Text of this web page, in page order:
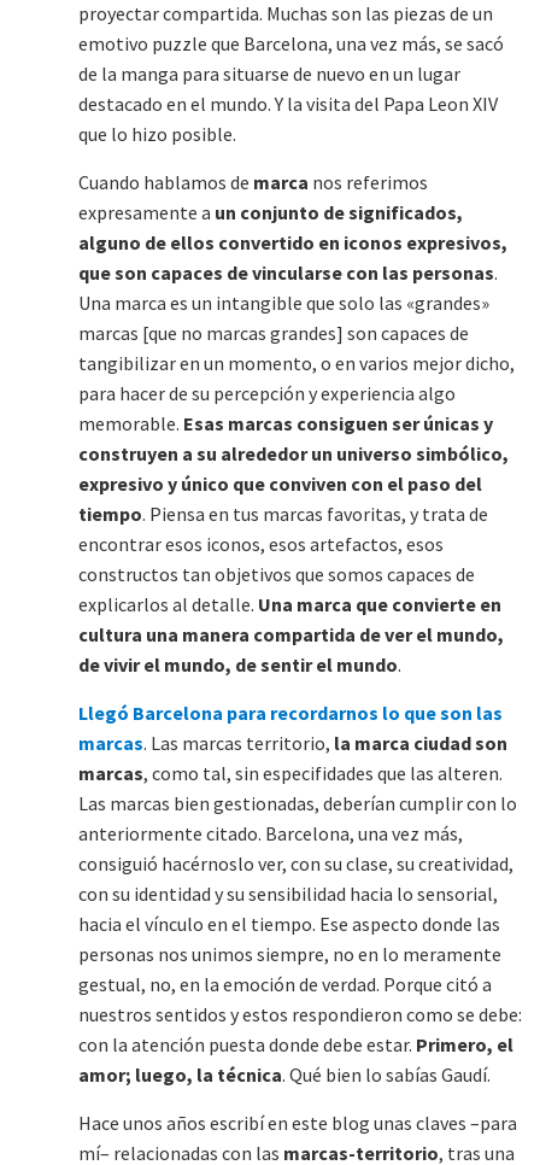
proyectar compartida. Muchas son las piezas de un
emotivo puzzle que Barcelona, una vez más, se sacó
de la manga para situarse de nuevo en un lugar
destacado en el mundo. Y la visita del Papa Leon XIV
que lo hizo posible.
Cuando hablamos de marca nos referimos
expresamente a un conjunto de significados,
alguno de ellos convertido en iconos expresivos,
que son capaces de vincularse con las personas.
Una marca es un intangible que solo las «grandes»
marcas [que no marcas grandes] son capaces de
tangibilizar en un momento, o en varios mejor dicho,
para hacer de su percepción y experiencia algo
memorable. Esas marcas consiguen ser únicas y
construyen a su alrededor un universo simbólico,
expresivo y único que conviven con el paso del
tiempo. Piensa en tus marcas favoritas, y trata de
encontrar esos iconos, esos artefactos, esos
constructos tan objetivos que somos capaces de
explicarlos al detalle. Una marca que convierte en
cultura una manera compartida de ver el mundo,
de vivir el mundo, de sentir el mundo.
Llegó Barcelona para recordarnos lo que son las
marcas. Las marcas territorio, la marca ciudad son
marcas, como tal, sin especifidades que las alteren.
Las marcas bien gestionadas, deberían cumplir con lo
anteriormente citado. Barcelona, una vez más,
consiguió hacérnoslo ver, con su clase, su creatividad,
con su identidad y su sensibilidad hacia lo sensorial,
hacia el vínculo en el tiempo. Ese aspecto donde las
personas nos unimos siempre, no en lo meramente
gestual, no, en la emoción de verdad. Porque citó a
nuestros sentidos y estos respondieron como se debe:
con la atención puesta donde debe estar. Primero, el
amor; luego, la técnica. Qué bien lo sabías Gaudí.
Hace unos años escribí en este blog unas claves –para
mí– relacionadas con las marcas-territorio, tras una